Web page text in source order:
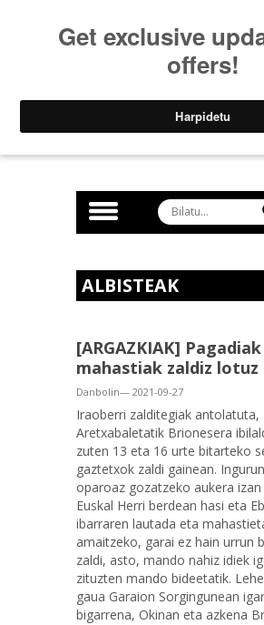
ALBISTEAK
[ARGAZKIAK]
mahastiak zaldiz lotuz
Danbolin— 2021-09-27
Iraoberri zalditegiak antolatuta,
Aretxabaletatik Brionesera
zuten 13 eta 16 urte bitarteko
gaztetxok zaldi gainean.
oparoaz gozatzeko aukera
Euskal Herri berdean hasi eta
ibarraren lautada eta
amaitzeko, garai ez hain urrun
zaldi, asto, mando nahiz idiek
zituzten mando bideetatik.
gaua Garaion Sorgingunean
bigarrena, Okinan eta azkena